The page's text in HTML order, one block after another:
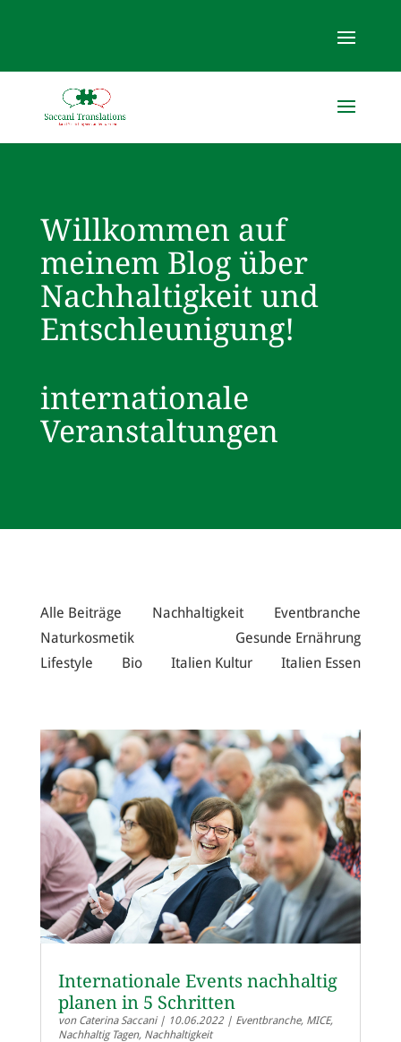
Willkommen auf
meinem Blog über
Nachhaltigkeit und
Entschleunigung!
internationale
Veranstaltungen
Alle Beiträge Nachhaltigkeit
Eventbranche
Naturkosmetik
Gesunde Ernährung
Lifestyle
Bio Italien Kultur Italien Essen
Internationale Events nachhaltig
planen in 5 Schritten
von Caterina Saccani| 10.06.2022| Eventbranche, MICE,
Nachhaltig Tagen, Nachhaltigkeit